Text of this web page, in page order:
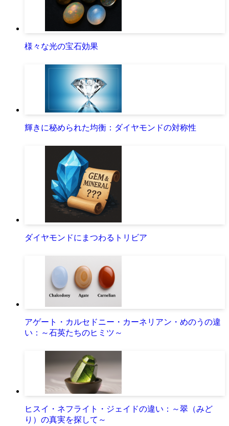
様々な光の宝石効果
輝きに秘められた均衡：ダイヤモンドの対称性
ダイヤモンドにまつわるトリビア
アゲート・カルセドニー・カーネリアン・めのうの違
い：～石英たちのヒミツ～
ヒスイ・ネフライト・ジェイドの違い：～翠（みど
り）の真実を探して～